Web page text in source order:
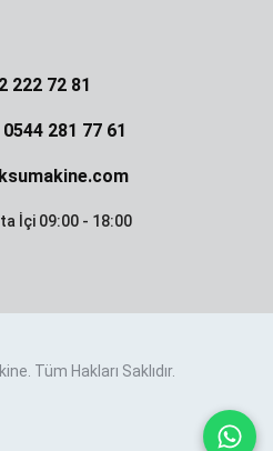
222 72 81
281 77 61
İçi 09:00 - 18:00